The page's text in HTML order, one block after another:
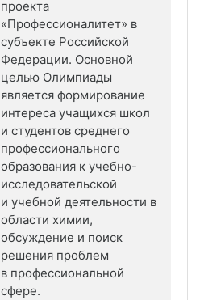
проекта
«Профессионалитет» в
субъекте Российской
Федерации. Основной
целью Олимпиады
является формирование
интереса учащихся школ
и студентов среднего
профессионального
образования к учебно-
исследовательской
и учебной деятельности в
области химии,
обсуждение и поиск
решения проблем
в профессиональной
сфере.